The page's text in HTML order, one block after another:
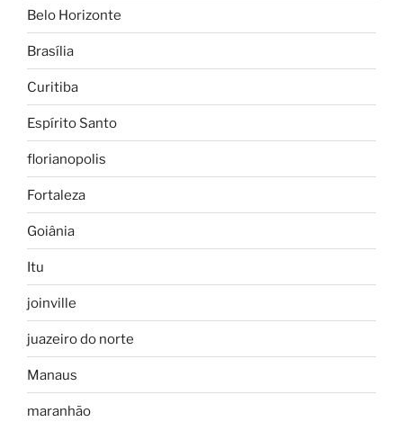
Belo Horizonte
Brasília
Curitiba
Espírito Santo
florianopolis
Fortaleza
Goiânia
Itu
joinville
juazeiro do norte
Manaus
maranhão